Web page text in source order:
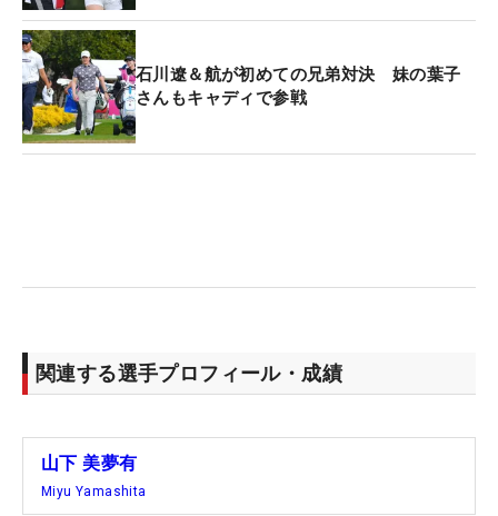
石川遼＆航が初めての兄弟対決 妹の葉子
さんもキャディで参戦
関連する選手プロフィール・成績
山下 美夢有
Miyu Yamashita